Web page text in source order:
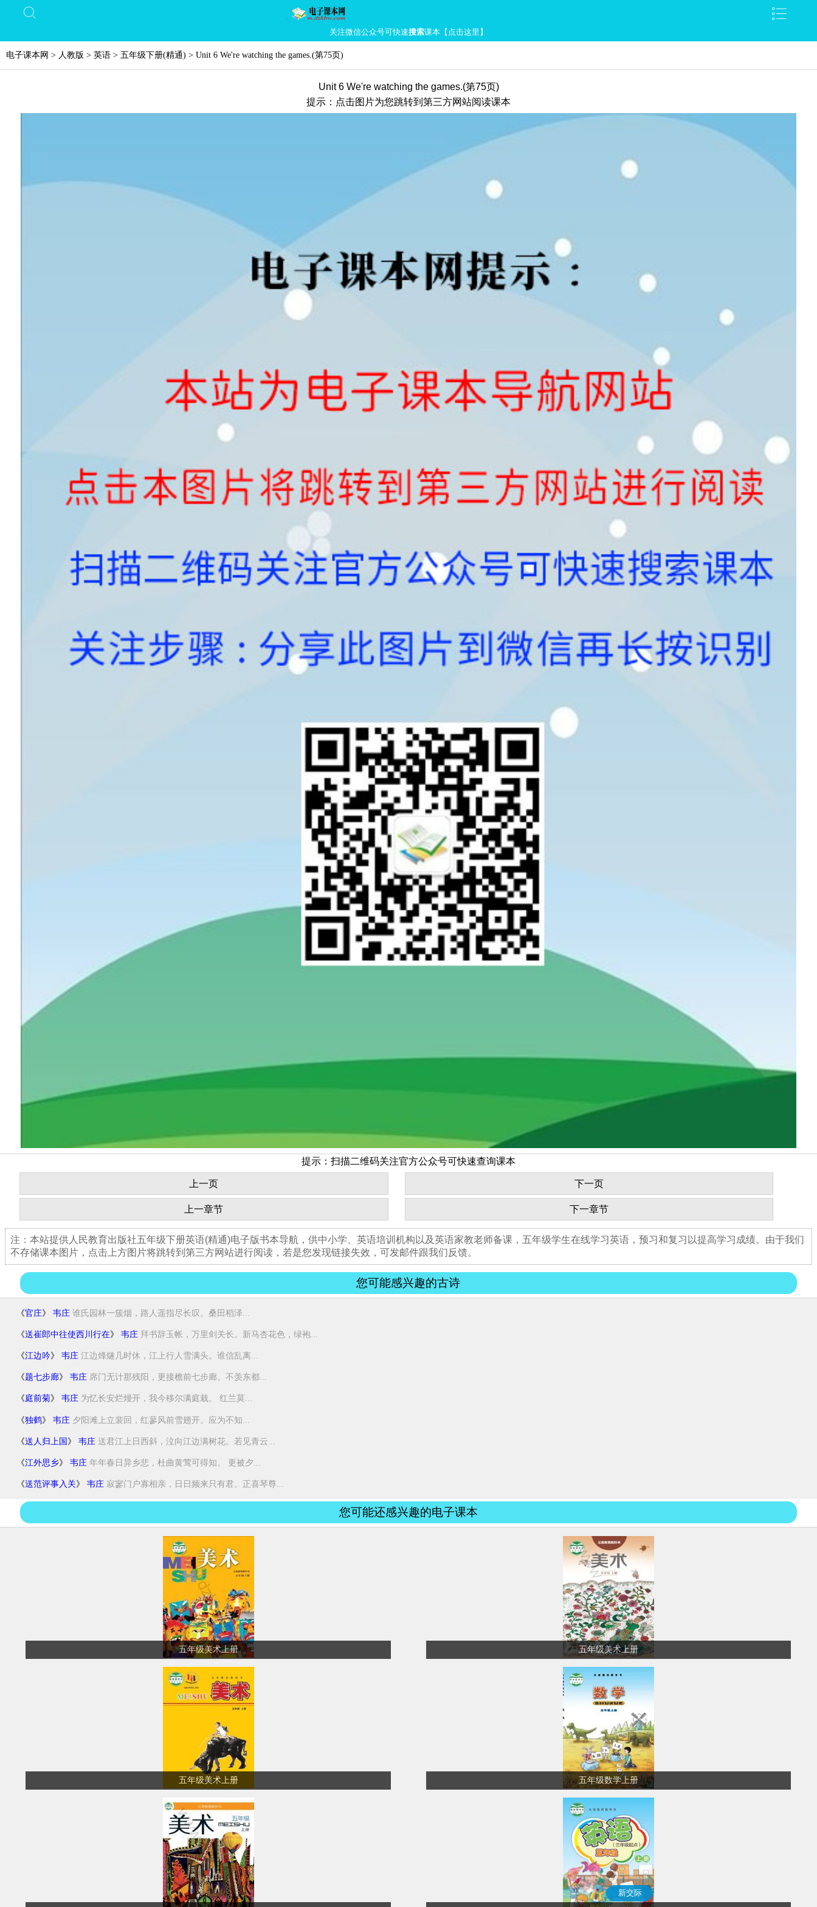
关注微信公众号可快速搜索课本【点击这里】
电子课本网 > 人教版 > 英语 > 五年级下册(精通) > Unit 6 We're watching the games.(第75页)
Unit 6 We're watching the games.(第75页)
提示：点击图片为您跳转到第三方网站阅读课本
提示：扫描二维码关注官方公众号可快速查询课本
上一页 下一页
上一章节 下一章节
注：本站提供人民教育出版社五年级下册英语(精通)电子版书本导航，供中小学、英语培训机构以及英语家教老师备课，五年级学生在线学习英语，预习和复习以提高学习成绩。由于我们
不存储课本图片，点击上方图片将跳转到第三方网站进行阅读，若是您发现链接失效，可发邮件跟我们反馈。
您可能感兴趣的古诗
《官庄》 韦庄 谁氏园林一簇烟，路人遥指尽长叹。桑田稻泽...
《送崔郎中往使西川行在》 韦庄 拜书辞玉帐，万里剑关长。新马杏花色，绿袍...
《江边吟》 韦庄 江边烽燧几时休，江上行人雪满头。谁信乱离...
《题七步廊》 韦庄 席门无计那残阳，更接檐前七步廊。不羡东都...
《庭前菊》 韦庄 为忆长安烂熳开，我今移尔满庭栽。 红兰莫...
《独鹤》 韦庄 夕阳滩上立裴回，红蓼风前雪翅开。应为不知...
《送人归上国 》 韦庄 送君江上日西斜，泣向江边满树花。若见青云...
《江外思乡》 韦庄 年年春日异乡悲，杜曲黄莺可得知。 更被夕...
《送范评事入关》 韦庄 寂寥门户寡相亲，日日频来只有君。正喜琴尊...
您可能还感兴趣的电子课本
五年级美术上册 五年级美术上册
五年级美术上册 五年级数学上册
新交际